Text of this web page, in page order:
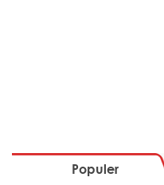
Populer